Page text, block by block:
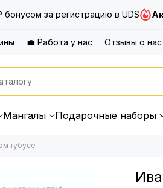
за регистрацию в UDS
💼 Работа у нас Отзывы о нас
Мангалы Подарочные наборы
тубусе